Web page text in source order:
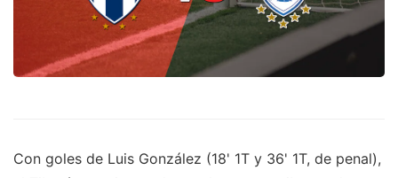
Con goles de Luis González (18' 1T y 36' 1T, de penal),